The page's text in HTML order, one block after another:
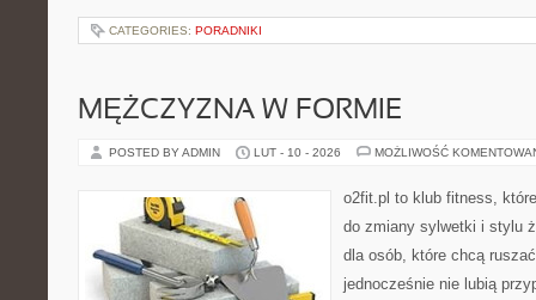
CATEGORIES: PORADNIKI
MĘŻCZYZNA W FORMIE
POSTED BY ADMIN LUT - 10 - 2026 MOŻLIWOŚĆ
o2fit.pl to klub fitness,
do zmiany sylwetki i stylu
dla osób, które chcą
jednocześnie nie lubią